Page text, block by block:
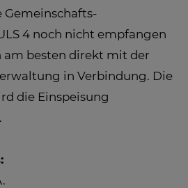
Gemeinschafts-
4 noch nicht empfangen
am besten direkt mit der
in Verbindung. Die
die Einspeisung